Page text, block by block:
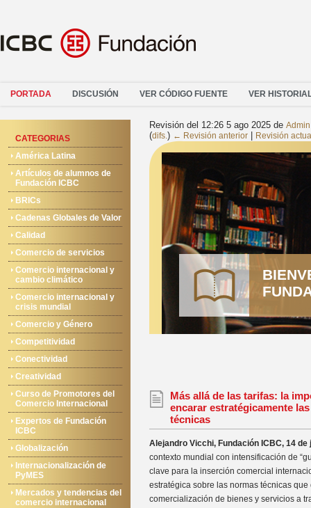
PORTADA DISCUSIÓN VER CÓDIGO FUENTE VER
CATEGORIAS
América Latina
Artículos de alumnos de
Fundación ICBC
BRICs
Cadenas Globales de Valor
Calidad
Comercio de servicios
Comercio internacional y
cambio climático
Comercio internacional y
crisis mundial
Comercio y Género
Competitividad
Conectividad
Creatividad
Curso de Promotores del
Comercio Internacional
Expertos de Fundación
ICBC
Globalización
Internacionalización de
PyMES
Mercados y tendencias del
comercio internacional
Revisión del 12:26 5 ago 2025 de Admin
(difs.) ← Revisión anterior Revisión
Más allá de las tarifas: la
encarar estratégicamente
técnicas
Alejandro Vicchi, Fundación ICBC, 14 de
contexto mundial con intensificación de
clave para la inserción comercial
estratégica sobre las normas técnicas que
comercialización de bienes y servicios a